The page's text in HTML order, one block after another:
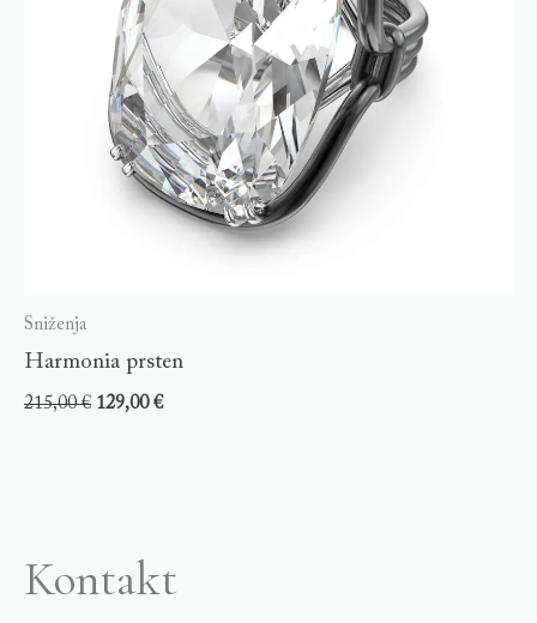
Sniženja
Harmonia prsten
215,00€ 129,00€
Kontakt